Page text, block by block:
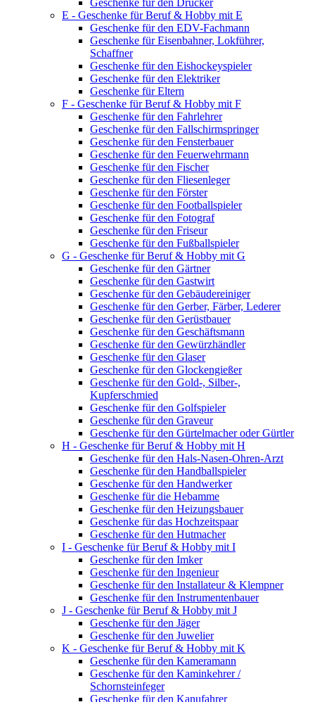
Geschenke für den Drucker
E - Geschenke für Beruf & Hobby mit E
Geschenke für den EDV-Fachmann
Geschenke für Eisenbahner, Lokführer,
Schaffner
Geschenke für den Eishockeyspieler
Geschenke für den Elektriker
Geschenke für Eltern
F - Geschenke für Beruf & Hobby mit F
Geschenke für den Fahrlehrer
Geschenke für den Fallschirmspringer
Geschenke für den Fensterbauer
Geschenke für den Feuerwehrmann
Geschenke für den Fischer
Geschenke für den Fliesenleger
Geschenke für den Förster
Geschenke für den Footballspieler
Geschenke für den Fotograf
Geschenke für den Friseur
Geschenke für den Fußballspieler
G - Geschenke für Beruf & Hobby mit G
Geschenke für den Gärtner
Geschenke für den Gastwirt
Geschenke für den Gebäudereiniger
Geschenke für den Gerber, Färber, Lederer
Geschenke für den Gerüstbauer
Geschenke für den Geschäftsmann
Geschenke für den Gewürzhändler
Geschenke für den Glaser
Geschenke für den Glockengießer
Geschenke für den Gold-, Silber-,
Kupferschmied
Geschenke für den Golfspieler
Geschenke für den Graveur
Geschenke für den Gürtelmacher oder Gürtler
H - Geschenke für Beruf & Hobby mit H
Geschenke für den Hals-Nasen-Ohren-Arzt
Geschenke für den Handballspieler
Geschenke für den Handwerker
Geschenke für die Hebamme
Geschenke für den Heizungsbauer
Geschenke für das Hochzeitspaar
Geschenke für den Hutmacher
I - Geschenke für Beruf & Hobby mit I
Geschenke für den Imker
Geschenke für den Ingenieur
Geschenke für den Installateur & Klempner
Geschenke für den Instrumentenbauer
J - Geschenke für Beruf & Hobby mit J
Geschenke für den Jäger
Geschenke für den Juwelier
K - Geschenke für Beruf & Hobby mit K
Geschenke für den Kameramann
Geschenke für den Kaminkehrer /
Schornsteinfeger
Geschenke für den Kanufahrer